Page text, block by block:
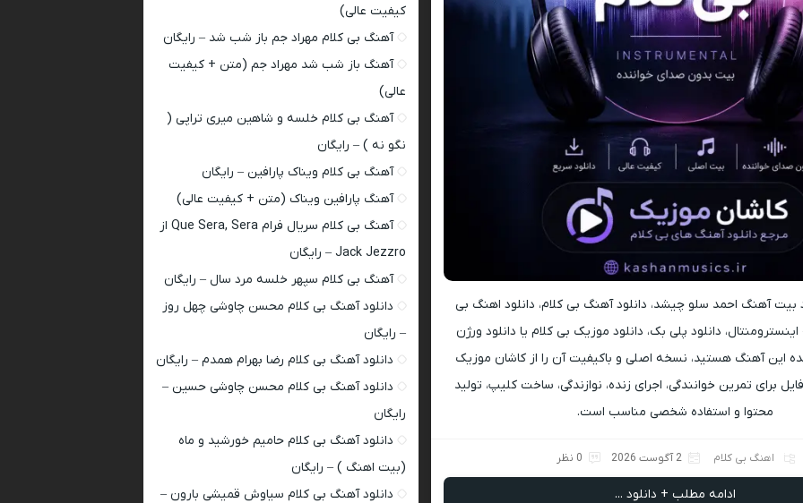
بیت آهنگ احمد سلو چیشد، دانلود آهنگ بی کلام، دانلود اهنگ بی
دانلود پلی بک، دانلود موزیک بی کلام یا دانلود ورژن
این آهنگ هستید، نسخه اصلی و باکیفیت آن را از کاشان موزیک
برای تمرین خوانندگی، اجرای زنده، نوازندگی، ساخت کلیپ، تولید
محتوا و استفاده شخصی مناسب است.
اهنگ بی کلام 2 آگوست 2026 0 نظر
ادامه مطلب + دانلود ...
کیفیت عالی)
آهنگ بی کلام مهراد جم باز شب شد – رایگان
آهنگ باز شب شد مهراد جم (متن + کیفیت
عالی)
آهنگ بی کلام خلسه و شاهین میری تراپی (
نگو نه ) – رایگان
آهنگ بی کلام ویناک پارافین – رایگان
آهنگ پارافین ویناک (متن + کیفیت عالی)
آهنگ بی کلام سریال فرام Que Sera, Sera از
Jack Jezzro – رایگان
آهنگ بی کلام سپهر خلسه مرد سال – رایگان
دانلود آهنگ بی کلام محسن چاوشی چهل روز
– رایگان
دانلود آهنگ بی کلام رضا بهرام همدم – رایگان
دانلود آهنگ بی کلام محسن چاوشی حسین –
رایگان
دانلود آهنگ بی کلام حامیم خورشید و ماه
(بیت اهنگ ) – رایگان
دانلود آهنگ بی کلام سیاوش قمیشی بارون –